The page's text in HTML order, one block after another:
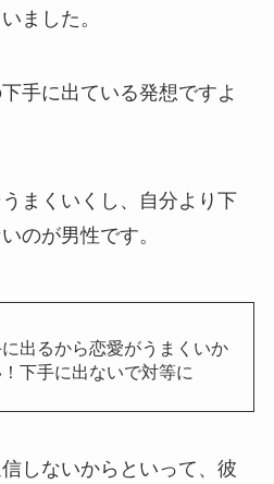
ました。
手に出ている発想ですよ
まくいくし、自分より下
のが男性です。
出るから恋愛がうまくいか
下手に出ないで対等に
しないからといって、彼